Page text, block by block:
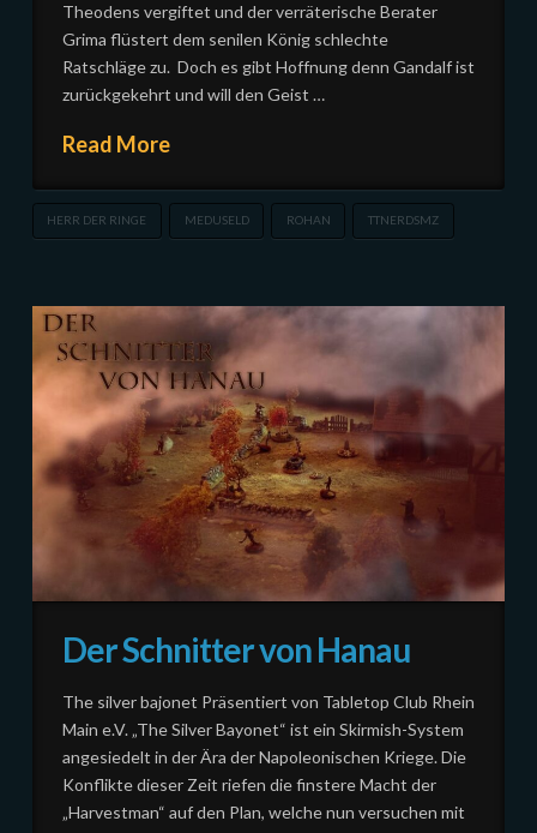
Theodens vergiftet und der verräterische Berater
Grima flüstert dem senilen König schlechte
Ratschläge zu. Doch es gibt Hoffnung denn Gandalf ist
zurückgekehrt und will den Geist …
Read More
HERR DER RINGE MEDUSELD ROHAN TTNERDSMZ
Der Schnitter von Hanau
The silver bajonet Präsentiert von Tabletop Club Rhein
Main e.V. „The Silver Bayonet“ ist ein Skirmish-System
angesiedelt in der Ära der Napoleonischen Kriege. Die
Konflikte dieser Zeit riefen die finstere Macht der
„Harvestman“ auf den Plan, welche nun versuchen mit